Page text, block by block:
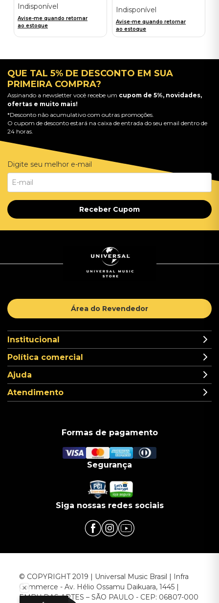
Indisponível
Avise-me quando retornar
ao estoque
Indisponível
Avise-me quando retornar
ao estoque
QUE TAL 5% DE DESCONTO EM SUA
PRIMEIRA COMPRA?
Assinando a newsletter você recebe um cupom de 5%, novidades,
ofertas e muito mais!
*Desconto não acumulativo com outras promoções.
O cupom de desconto estará na caixa de entrada do seu email dentro de
24 horas.
Digite seu melhor e-mail
Receber Cupom
Área do Revendedor
Institucional
Política comercial
Ajuda
Atendimento
Formas de pagamento
Segurança
Siga nossas redes sociais
© COPYRIGHT 2019 | Universal Music Brasil | Infra
Commerce - Av. Hélio Ossamu Daikuara, 1445 |
EMBU DAS ARTES – SÃO PAULO - CEP: 06807-000